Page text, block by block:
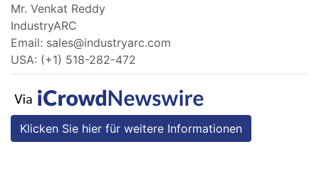
Mr. Venkat Reddy
IndustryARC
Email: sales@industryarc.com
USA: (+1) 518-282-472
Klicken Sie hier für weitere Informationen